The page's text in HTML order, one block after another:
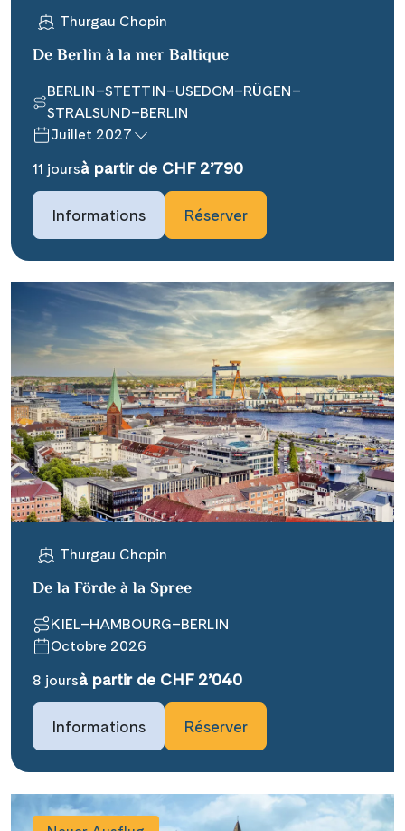
Teile diese Reise
### headline_default does not exist in
object type Ausflug ###
Facebook
Messenger
X
WhatsApp
Telegram
per E-Mail senden
### beschreibung_headline_default
does not exist in object type Ausflug
###
Thurgau Chopin
De Berlin à la mer Baltique
BERLIN–STETTIN–USEDOM–RÜGEN–
STRALSUND–BERLIN
Juillet 2027
11 joursà partir de CHF 2’790
Informations Réserver
Thurgau Chopin
De la Förde à la Spree
KIEL–HAMBOURG–BERLIN
Octobre 2026
8 joursà partir de CHF 2’040
Informations Réserver